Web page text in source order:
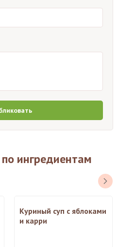
ингредиентам
Куриный суп с яблоками
и карри